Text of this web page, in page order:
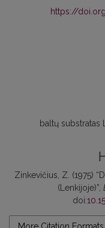
https://
baltų substratas
Zinkevičius, Z. (1975)
(Lenkijoje)”,
doi: